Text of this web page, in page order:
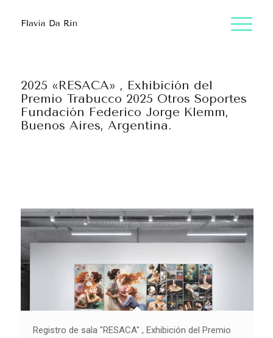
2025 «RESACA» , Exhibición del
Premio Trabucco 2025 Otros Soportes
Fundación Federico Jorge Klemm,
Buenos Aires, Argentina.
Registro de sala "RESACA" , Exhibición del Premio